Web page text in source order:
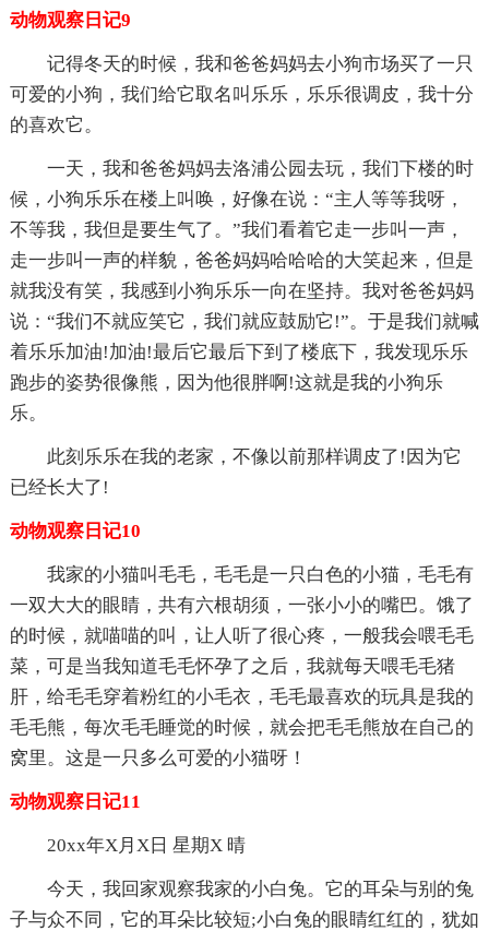
动物观察日记9
记得冬天的时候，我和爸爸妈妈去小狗市场买了一只
可爱的小狗，我们给它取名叫乐乐，乐乐很调皮，我十分
的喜欢它。
一天，我和爸爸妈妈去洛浦公园去玩，我们下楼的时
候，小狗乐乐在楼上叫唤，好像在说：“主人等等我呀，
不等我，我但是要生气了。”我们看着它走一步叫一声，
走一步叫一声的样貌，爸爸妈妈哈哈哈的大笑起来，但是
就我没有笑，我感到小狗乐乐一向在坚持。我对爸爸妈妈
说：“我们不就应笑它，我们就应鼓励它!”。于是我们就喊
着乐乐加油!加油!最后它最后下到了楼底下，我发现乐乐
跑步的姿势很像熊，因为他很胖啊!这就是我的小狗乐
乐。
此刻乐乐在我的老家，不像以前那样调皮了!因为它
已经长大了!
动物观察日记10
我家的小猫叫毛毛，毛毛是一只白色的小猫，毛毛有
一双大大的眼睛，共有六根胡须，一张小小的嘴巴。饿了
的时候，就喵喵的叫，让人听了很心疼，一般我会喂毛毛
菜，可是当我知道毛毛怀孕了之后，我就每天喂毛毛猪
肝，给毛毛穿着粉红的小毛衣，毛毛最喜欢的玩具是我的
毛毛熊，每次毛毛睡觉的时候，就会把毛毛熊放在自己的
窝里。这是一只多么可爱的小猫呀！
动物观察日记11
20xx年X月X日 星期X 晴
今天，我回家观察我家的小白兔。它的耳朵与别的兔
子与众不同，它的耳朵比较短;小白兔的眼睛红红的，犹如